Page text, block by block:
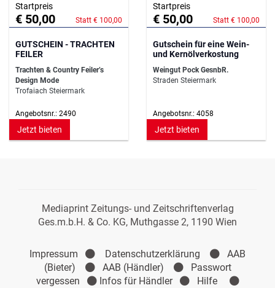
Startpreis
€ 50,00 Statt € 100,00
GUTSCHEIN - TRACHTEN
FEILER
Trachten & Country Feiler’s
Design Mode
Trofaiach Steiermark
Angebotsnr.: 2490
Jetzt bieten
Startpreis
€ 50,00 Statt € 100,00
Gutschein für eine Wein-
und Kernölverkostung
Weingut Pock GesnbR.
Straden Steiermark
Angebotsnr.: 4058
Jetzt bieten
Mediaprint Zeitungs- und Zeitschriftenverlag
Ges.m.b.H. & Co. KG, Muthgasse 2, 1190 Wien
Impressum Datenschutzerklärung
AAB
(Bieter)
AAB (Händler)
Passwort
vergessen
Infos für Händler Hilfe